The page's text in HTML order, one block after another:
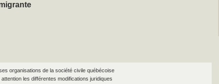
organisations de la société civile québécoise
les différentes modifications juridiques